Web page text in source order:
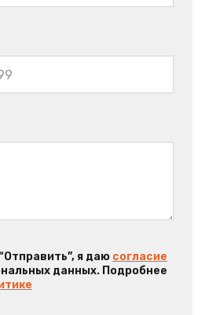
я даю согласие
данных. Подробнее